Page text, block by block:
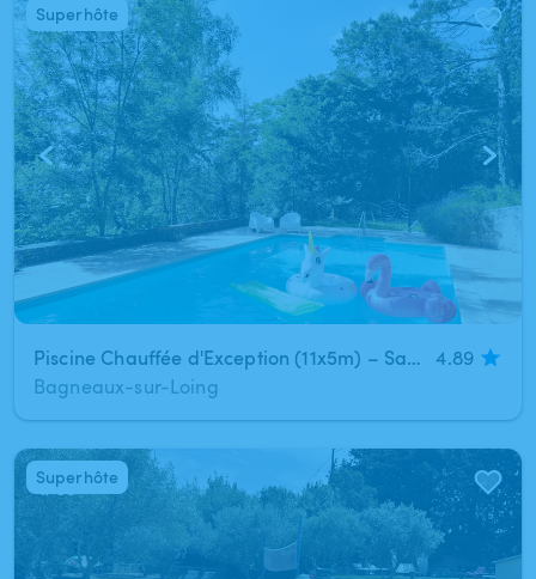
1/9
Piscine Chauffée d'Exception (11x5m) – Sans vis-à-vis proche Fontainebleau
4.89
Bagneaux-sur-Loing
Superhôte
1/63
Superhôte